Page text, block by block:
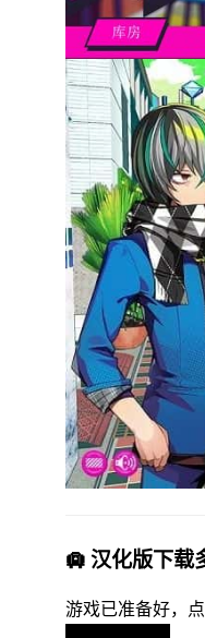
🛄 汉化版下载
游戏已准备好，